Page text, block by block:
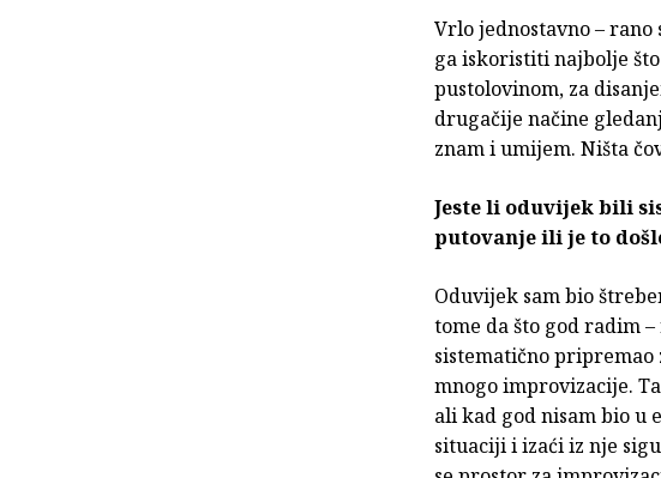
Vrlo jednostavno –
ga iskoristiti najbolje
pustolovinom, za
drugačije načine
znam i umijem. Ništa
Jeste li oduvijek bili
putovanje ili je to
Oduvijek sam bio
tome da što god radim
sistematično pripremao
mnogo improvizacije.
ali kad god nisam bio u
situaciji i izaći iz nje